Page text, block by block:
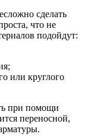
сделать
что не
подойдут:
или круглого
при помощи
переносной,